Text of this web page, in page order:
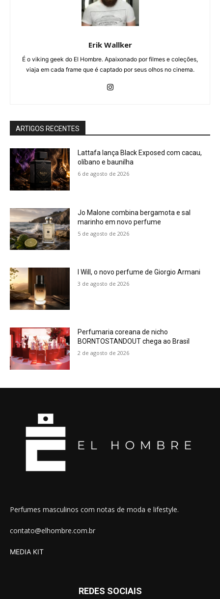
Erik Wallker
É o viking geek do El Hombre. Apaixonado por filmes e coleções,
viaja em cada frame que é captado por seus olhos no cinema.
ARTIGOS RECENTES
Lattafa lança Black Exposed com cacau,
olíbano e baunilha
6 de agosto de 2026
Jo Malone combina bergamota e sal
marinho em novo perfume
5 de agosto de 2026
I Will, o novo perfume de Giorgio Armani
3 de agosto de 2026
Perfumaria coreana de nicho
BORNTOSTANDOUT chega ao Brasil
2 de agosto de 2026
Perfumes masculinos com notas de moda e lifestyle.
contato@elhombre.com.br
MEDIA KIT
REDES SOCIAIS